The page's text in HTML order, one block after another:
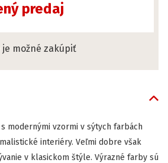
predaj
je možné zakúpiť
s modernými vzormi v sýtych farbách
interiéry. Veľmi dobre však
v klasickom štýle. Výrazné farby sú